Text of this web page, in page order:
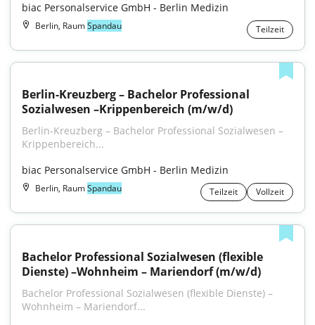
biac Personalservice GmbH - Berlin Medizin
Berlin, RaumSpandau Teilzeit
Berlin-Kreuzberg – Bachelor Professional
Sozialwesen –Krippenbereich (m/w/d)
Berlin-Kreuzberg – Bachelor Professional Sozialwesen –
Krippenbereich...
biac Personalservice GmbH - Berlin Medizin
Berlin, RaumSpandau Teilzeit Vollzeit
Bachelor Professional Sozialwesen (flexible
Dienste) –Wohnheim – Mariendorf (m/w/d)
Bachelor Professional Sozialwesen (flexible Dienste) –
Wohnheim – Mariendorf...